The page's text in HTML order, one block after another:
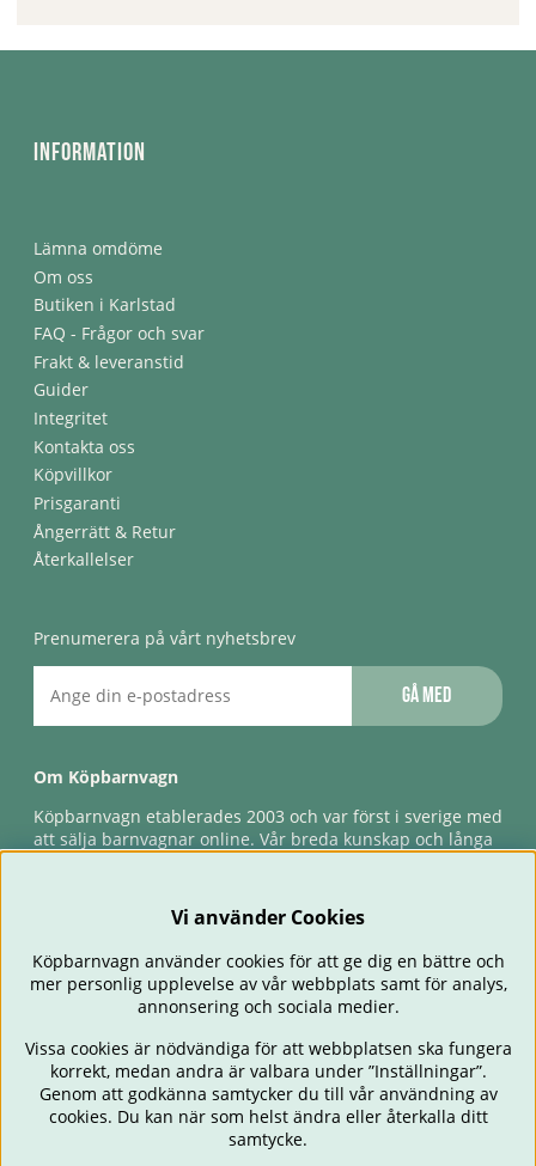
Information
Lämna omdöme
Om oss
Butiken i Karlstad
FAQ - Frågor och svar
Frakt & leveranstid
Guider
Integritet
Kontakta oss
Köpvillkor
Prisgaranti
Ångerrätt & Retur
Återkallelser
Prenumerera på vårt nyhetsbrev
Gå med
Om Köpbarnvagn
Köpbarnvagn etablerades 2003 och var först i sverige med
att sälja barnvagnar online. Vår breda kunskap och långa
förlossningsgaranti & förlängd ångerrätt.
BARNVAGNAR BILSTOLAR BABY ÄTA & MATA
RESA
Vi använder Cookies
Köpbarnvagn använder cookies för att ge dig en bättre och
mer personlig upplevelse av vår webbplats samt för analys,
annonsering och sociala medier.
Vissa cookies är nödvändiga för att webbplatsen ska fungera
korrekt, medan andra är valbara under ”Inställningar”.
Genom att godkänna samtycker du till vår användning av
cookies. Du kan när som helst ändra eller återkalla ditt
samtycke.